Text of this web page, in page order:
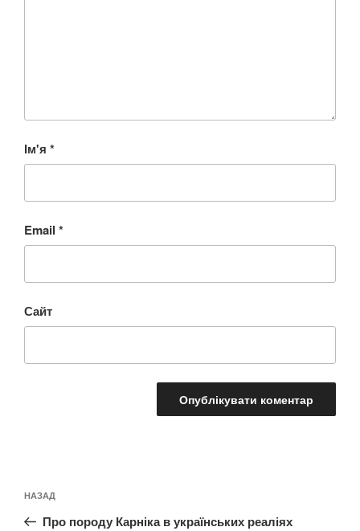
Ім'я *
Email *
Сайт
записів
Попередній
запис:
НАЗАД
Про породу Карніка в українських реаліях